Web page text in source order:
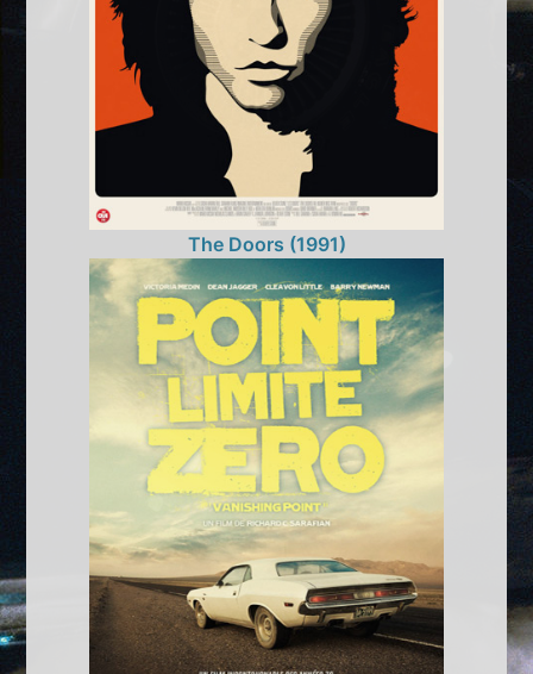
The Doors (1991)